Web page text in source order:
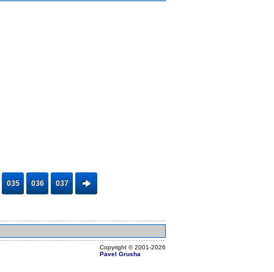
035 036 037
Copyright ©2001-2026
Pavel Grusha